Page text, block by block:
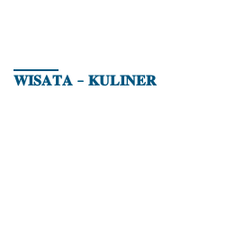
𝐖𝐈𝐒𝐀𝐓𝐀 – 𝐊𝐔𝐋𝐈𝐍𝐄𝐑